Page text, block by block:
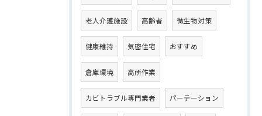
老人介護施設 高齢者 微生物対策
健康維持 気密住宅 おすすめ
倉庫環境 高所作業
カビトラブル専門業者 パーテーション